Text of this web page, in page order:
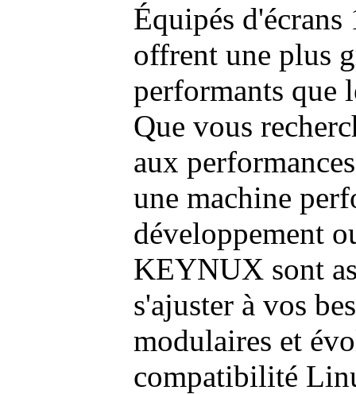
Équipés
offrent une plus
performants que
Que vous
aux
une machine
développement
KEYNUX sont
s'ajuster à vos
modulaires et
compatibilité